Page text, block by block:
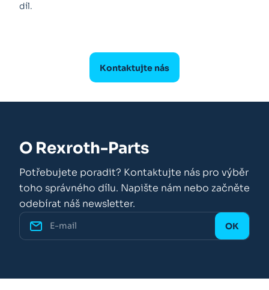
díl.
Kontaktujte nás
O Rexroth-Parts
Potřebujete poradit? Kontaktujte nás pro výběr
toho správného dílu. Napište nám nebo začněte
odebírat náš newsletter.